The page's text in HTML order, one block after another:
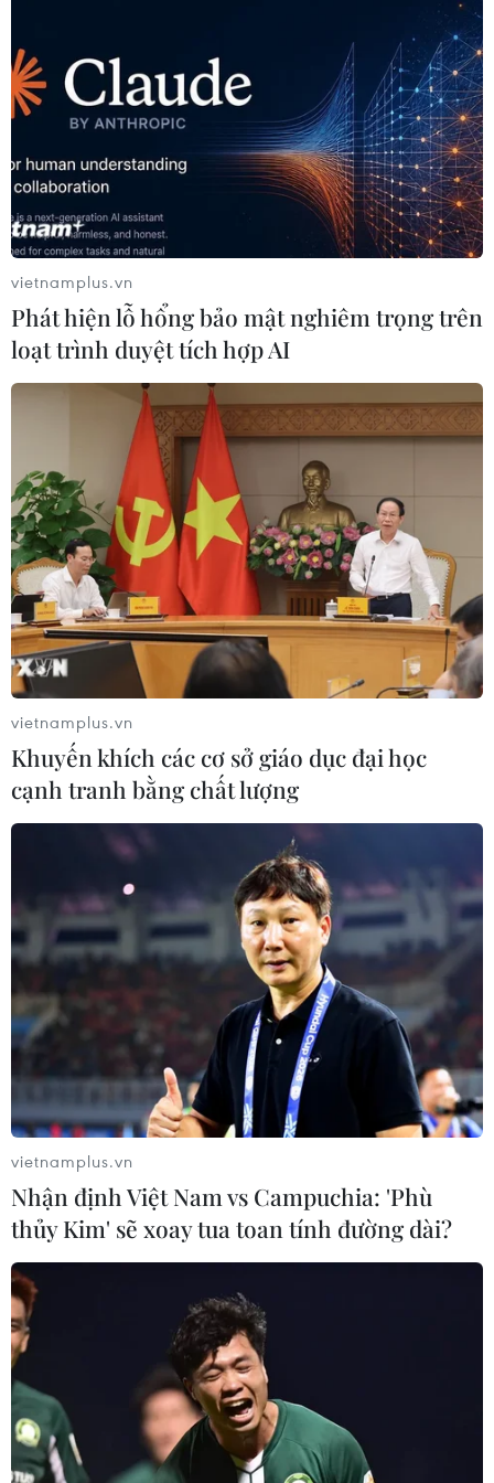
vietnamplus.vn
Phát hiện lỗ hổng bảo mật nghiêm trọng trên
loạt trình duyệt tích hợp AI
vietnamplus.vn
Khuyến khích các cơ sở giáo dục đại học
cạnh tranh bằng chất lượng
vietnamplus.vn
Nhận định Việt Nam vs Campuchia: 'Phù
thủy Kim' sẽ xoay tua toan tính đường dài?